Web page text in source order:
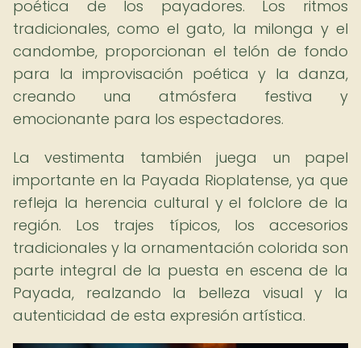
poética de los payadores. Los ritmos
tradicionales, como el gato, la milonga y el
candombe, proporcionan el telón de fondo
para la improvisación poética y la danza,
creando una atmósfera festiva y
emocionante para los espectadores.
La vestimenta también juega un papel
importante en la Payada Rioplatense, ya que
refleja la herencia cultural y el folclore de la
región. Los trajes típicos, los accesorios
tradicionales y la ornamentación colorida son
parte integral de la puesta en escena de la
Payada, realzando la belleza visual y la
autenticidad de esta expresión artística.